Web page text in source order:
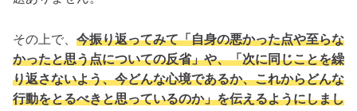
その上で、 今振り返ってみて「自身の悪かった点や至らな
かったと思う点についての反省」や、「次に同じことを繰
り返さないよう、今どんな心境であるか、これからどんな
行動をとるべきと思っているのか」を伝えるようにしまし